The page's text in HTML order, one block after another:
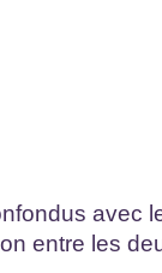
avec
entre les